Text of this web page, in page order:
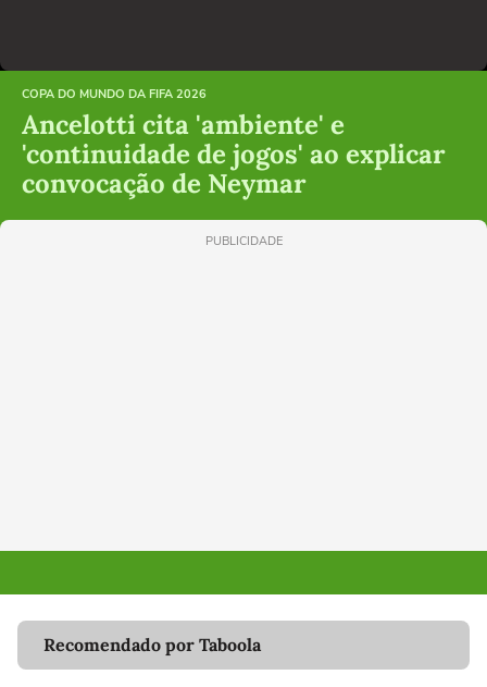
COPA DO MUNDO DA FIFA 2026
Ancelotti cita 'ambiente' e
'continuidade de jogos' ao explicar
convocação de Neymar
PUBLICIDADE
Recomendado por Taboola